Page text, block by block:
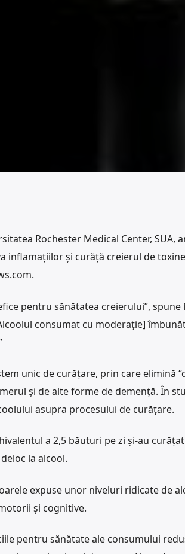
Rochester Medical Center, SUA,
inflamaţiilor şi curăţă creierul de
pentru sănătatea creierului”, spune
consumat cu moderaţie]
unic de curățare, prin care elimină
și de alte forme de demență. În
asupra procesului de curățare.
a 2,5 băuturi pe zi şi-au
la alcool.
expuse unor niveluri ridicate de
şi cognitive.
pentru sănătate ale consumului